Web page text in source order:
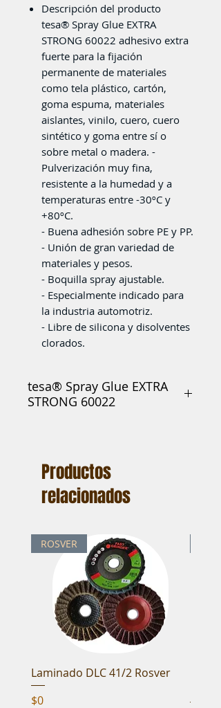
Descripción del producto
tesa® Spray Glue EXTRA
STRONG 60022 adhesivo extra
fuerte para la fijación
permanente de materiales
como tela plástico, cartón,
goma espuma, materiales
aislantes, vinilo, cuero, cuero
sintético y goma entre sí o
sobre metal o madera. -
Pulverización muy fina,
resistente a la humedad y a
temperaturas entre -30ºC y
+80ºC.
- Buena adhesión sobre PE y PP.
- Unión de gran variedad de
materiales y pesos.
- Boquilla spray ajustable.
- Especialmente indicado para
la industria automotriz.
- Libre de silicona y disolventes
clorados.
tesa® Spray Glue EXTRA
STRONG 60022
Productos
relacionados
ROSVER
Laminado DLC 41/2 Rosver
Precio
$0